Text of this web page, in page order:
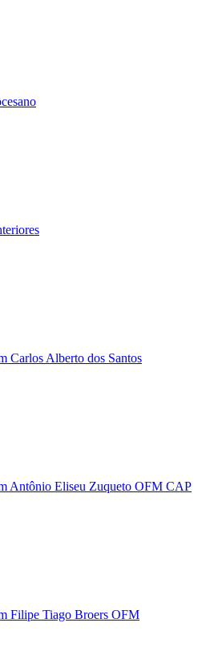
Carlos Alberto dos Santos
Antônio Eliseu Zuqueto OFM CAP
Filipe Tiago Broers OFM